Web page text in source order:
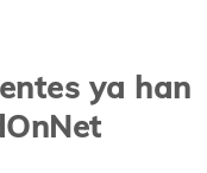
ya han